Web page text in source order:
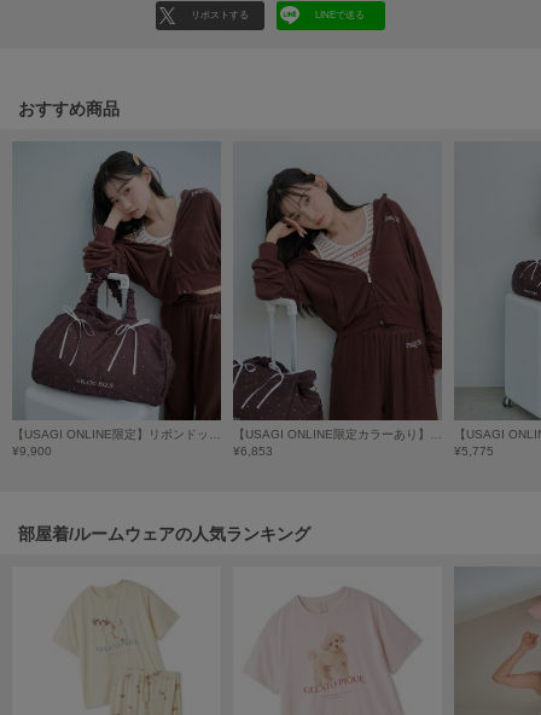
フィリーチョコレート
ポローラ
リーボック
SALOMON
サロモン
sanrio house
サンリオハウス
セサミストリートマーケット
Sneakers by emmi
リポストする LINEで送る
おすすめ商品
¥9,900
¥6,853
¥5,775
部屋着/ルームウェアの人気ランキング